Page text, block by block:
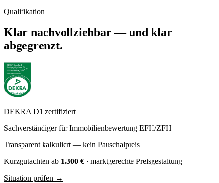
Qualifikation
Klar nachvollziehbar — und klar
abgegrenzt.
DEKRA D1 zertifiziert
Sachverständiger für Immobilienbewertung EFH/ZFH
Transparent kalkuliert — kein Pauschalpreis
Kurzgutachten ab 1.300 € · marktgerechte Preisgestaltung
Situation prüfen →